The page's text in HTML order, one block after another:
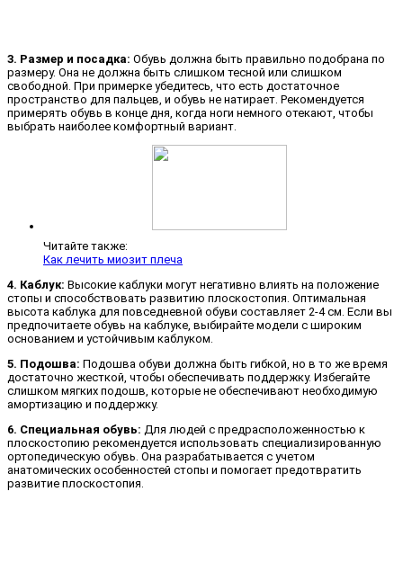
3. Размер и посадка: Обувь должна быть правильно подобрана по
размеру. Она не должна быть слишком тесной или слишком
свободной. При примерке убедитесь, что есть достаточное
пространство для пальцев, и обувь не натирает. Рекомендуется
примерять обувь в конце дня, когда ноги немного отекают, чтобы
выбрать наиболее комфортный вариант.
Читайте также:
Как лечить миозит плеча
4. Каблук: Высокие каблуки могут негативно влиять на положение
стопы и способствовать развитию плоскостопия. Оптимальная
высота каблука для повседневной обуви составляет 2-4 см. Если вы
предпочитаете обувь на каблуке, выбирайте модели с широким
основанием и устойчивым каблуком.
5. Подошва: Подошва обуви должна быть гибкой, но в то же время
достаточно жесткой, чтобы обеспечивать поддержку. Избегайте
слишком мягких подошв, которые не обеспечивают необходимую
амортизацию и поддержку.
6. Специальная обувь: Для людей с предрасположенностью к
плоскостопию рекомендуется использовать специализированную
ортопедическую обувь. Она разрабатывается с учетом
анатомических особенностей стопы и помогает предотвратить
развитие плоскостопия.